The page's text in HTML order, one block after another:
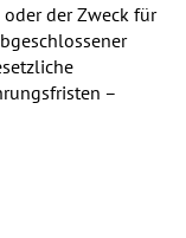
der Zweck für
–